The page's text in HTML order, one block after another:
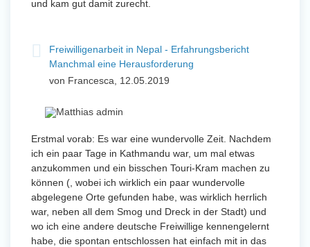
und kam gut damit zurecht.
Freiwilligenarbeit in Nepal - Erfahrungsbericht
Manchmal eine Herausforderung
von Francesca, 12.05.2019
Erstmal vorab: Es war eine wundervolle Zeit. Nachdem
ich ein paar Tage in Kathmandu war, um mal etwas
anzukommen und ein bisschen Touri-Kram machen zu
können (, wobei ich wirklich ein paar wundervolle
abgelegene Orte gefunden habe, was wirklich herrlich
war, neben all dem Smog und Dreck in der Stadt) und
wo ich eine andere deutsche Freiwillige kennengelernt
habe, die spontan entschlossen hat einfach mit in das